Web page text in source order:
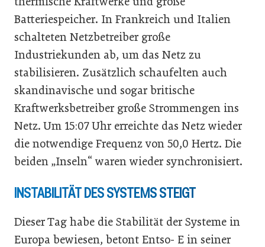
Batteriespeicher. In Frankreich und Italien
schalteten Netzbetreiber große
Industriekunden ab, um das Netz zu
stabilisieren. Zusätzlich schaufelten auch
skandinavische und sogar britische
Kraftwerksbetreiber große Strommengen ins
Netz. Um 15:07 Uhr erreichte das Netz wieder
die notwendige Frequenz von 50,0 Hertz. Die
beiden „Inseln“ waren wieder synchronisiert.
INSTABILITÄT DES SYSTEMS STEIGT
Dieser Tag habe die Stabilität der Systeme in
Europa bewiesen, betont Entso- E in seiner